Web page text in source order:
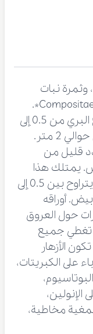
نبات
*Cichorium intybus L.* من عائلة *Compositae*.
يبلغ ارتفاع ساق هذا النبات في النوع البري من 0.5 إلى
1.5 متر، وفي النوع المزروع يصل إلى حوالي 2 متر.
قليل من
يمتلك هذا
النبات جذرًا قويًا بقطر الإصبع وطول يتراوح بين 0.5 إلى
أوراقه
حول العروق
تغطي جميع
الأزهار
على الكبريتات،
مخاطية،